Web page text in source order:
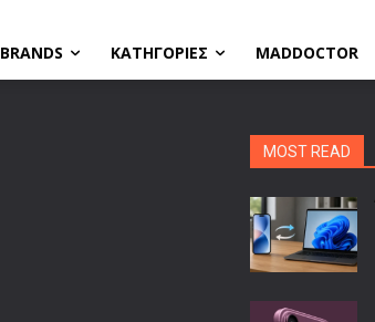
BRANDS ΚΑΤΗΓΟΡΙΕΣ MADDOCTOR
MOST READ